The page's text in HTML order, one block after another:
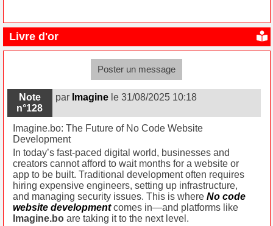
Livre d'or
Poster un message
Note
n°128
par Imagine le 31/08/2025 10:18
Imagine.bo: The Future of No Code Website
Development
In today’s fast-paced digital world, businesses and
creators cannot afford to wait months for a website or
app to be built. Traditional development often requires
hiring expensive engineers, setting up infrastructure,
and managing security issues. This is where No code
website developmentcomes in—and platforms like
Imagine.boare taking it to the next level.